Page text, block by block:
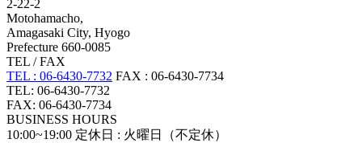
2-22-2
Motohamacho,
Amagasaki City, Hyogo
Prefecture 660-0085
TEL / FAX
TEL : 06-6430-7732 FAX : 06-6430-7734
TEL: 06-6430-7732
FAX: 06-6430-7734
BUSINESS HOURS
10:00~19:00 定休日 : 火曜日（不定休）